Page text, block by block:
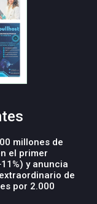
millones de
el primer
y anuncia
de
por 2.000